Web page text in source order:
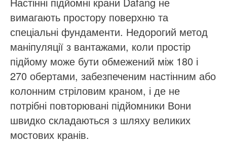
вимагають простору поверхню та
спеціальні фундаменти. Недорогий метод
маніпуляції з вантажами, коли простір
підйому може бути обмежений між 180 і
270 обертами, забезпеченим настінним або
колонним стріловим краном, і де не
потрібні повторювані підйомники Вони
швидко складаються з шляху великих
мостових кранів.